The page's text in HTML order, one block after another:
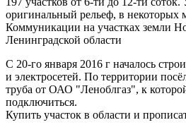
оригинальный рельеф, в некоторых
Коммуникации на участках земли
Ленинградской области
С 20-го января 2016 г началось
и электросетей. По территории
труба от ОАО "Леноблгаз", к
подключиться.
Купить участок в области и